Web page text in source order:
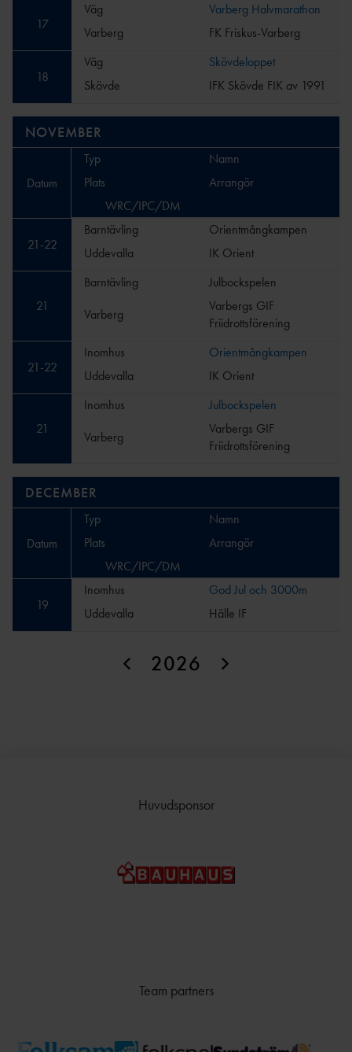
17
Väg
Varberg Halvmarathon
Varberg
FK Friskus-Varberg
18
Väg
Skövdeloppet
Skövde
IFK Skövde FIK av 1991
NOVEMBER
Datum
Typ
Namn
Plats
Arrangör
WRC/IPC/DM
21-22
Barntävling
Orientmångkampen
Uddevalla
IK Orient
21
Barntävling
Julbockspelen
Varberg
Varbergs GIF
Friidrottsförening
21-22
Inomhus
Orientmångkampen
Uddevalla
IK Orient
21
Inomhus
Julbockspelen
Varberg
Varbergs GIF
Friidrottsförening
DECEMBER
Datum
Typ
Namn
Plats
Arrangör
WRC/IPC/DM
19
Inomhus
God Jul och 3000m
Uddevalla
Hälle IF
2026
Huvudsponsor
Team partners